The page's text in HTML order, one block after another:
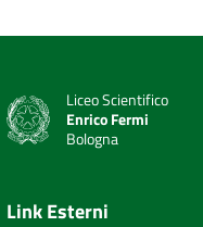
Liceo Scientifico
Enrico Fermi
Bologna
Link Esterni